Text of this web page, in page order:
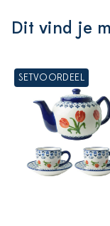
Dit vind je
SETVOORDEEL